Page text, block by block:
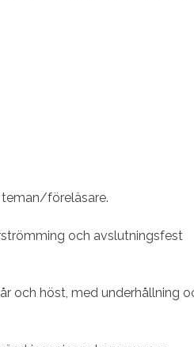
föreläsare.
och avslutningsfest
och höst, med underhållning